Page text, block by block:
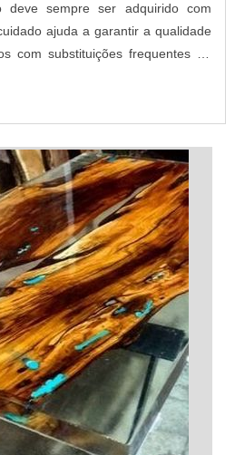
deve sempre ser adquirido com
ajuda a garantir a qualidade
com substituições frequentes de